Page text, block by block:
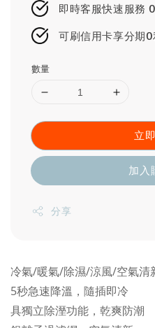
即時客服快速服
可刷信用卡享分期
數量
立
加入
分享
冷氣/暖氣/除濕/涼風/空氣清
5秒急速降溫，隨插即冷
具獨立除溼功能，乾爽防潮